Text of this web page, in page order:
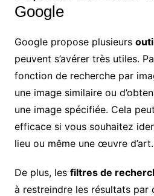
Google
Google propose plusieurs
peuvent s’avérer très utiles.
fonction de recherche par
une image similaire ou
une image spécifiée. Cela
efficace si vous souhaitez
lieu ou même une œuvre d’art.
De plus, les filtres de
à restreindre les résultats par